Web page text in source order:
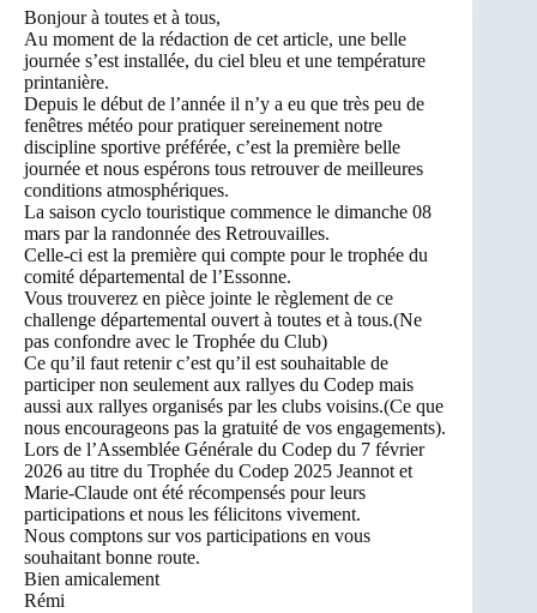
Bonjour à toutes et à tous,
Au moment de la rédaction de cet article, une belle
journée s’est installée, du ciel bleu et une température
printanière.
Depuis le début de l’année il n’y a eu que très peu de
fenêtres météo pour pratiquer sereinement notre
discipline sportive préférée, c’est la première belle
journée et nous espérons tous retrouver de meilleures
conditions atmosphériques.
La saison cyclo touristique commence le dimanche 08
mars par la randonnée des Retrouvailles.
Celle-ci est la première qui compte pour le trophée du
comité départemental de l’Essonne.
Vous trouverez en pièce jointe le règlement de ce
challenge départemental ouvert à toutes et à tous.(Ne
pas confondre avec le Trophée du Club)
Ce qu’il faut retenir c’est qu’il est souhaitable de
participer non seulement aux rallyes du Codep mais
aussi aux rallyes organisés par les clubs voisins.(Ce que
nous encourageons pas la gratuité de vos engagements).
Lors de l’Assemblée Générale du Codep du 7 février
2026 au titre du Trophée du Codep 2025 Jeannot et
Marie-Claude ont été récompensés pour leurs
participations et nous les félicitons vivement.
Nous comptons sur vos participations en vous
souhaitant bonne route.
Bien amicalement
Rémi